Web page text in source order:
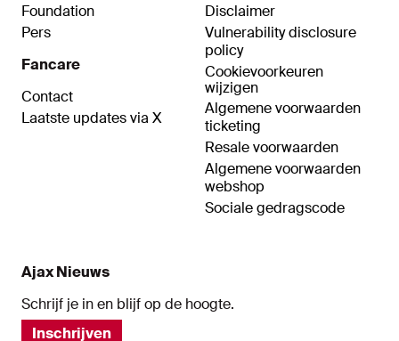
Foundation
Pers
Fancare
Contact
Laatste updates via X
Disclaimer
Vulnerability disclosure
policy
Cookievoorkeuren
wijzigen
Algemene voorwaarden
ticketing
Resale voorwaarden
Algemene voorwaarden
webshop
Sociale gedragscode
Ajax Nieuws
Schrijf je in en blijf op de hoogte.
Inschrijven